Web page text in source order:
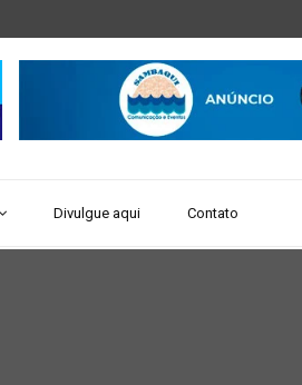
Divulgue aqui Contato